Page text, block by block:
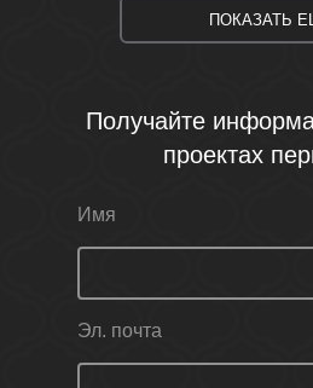
ПОКАЗАТЬ
Получайте
проектах
Имя
Эл. почта